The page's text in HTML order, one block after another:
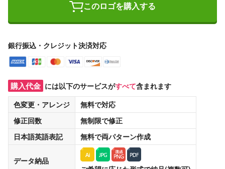
このロゴを購入する
銀行振込・クレジット決済対応
購入代金 には以下のサービスがすべて含まれます
色変更・アレンジ
無料で対応
修正回数
無制限で修正
日本語英語表記
無料で両パターン作成
データ納品